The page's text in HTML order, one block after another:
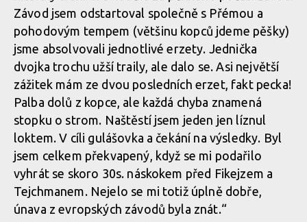
Závod jsem odstartoval společně s Přémou a
pohodovým tempem (většinu kopců jdeme pěšky)
jsme absolvovali jednotlivé erzety. Jednička
dvojka trochu užší traily, ale dalo se. Asi největší
zážitek mám ze dvou posledních erzet, fakt pecka!
Palba dolů z kopce, ale každá chyba znamená
stopku o strom. Naštěstí jsem jeden jen líznul
loktem. V cíli gulášovka a čekání na výsledky. Byl
jsem celkem překvapený, když se mi podařilo
vyhrát se skoro 30s. náskokem před Fikejzem a
Tejchmanem. Nejelo se mi totiž úplně dobře,
únava z evropských závodů byla znát.“